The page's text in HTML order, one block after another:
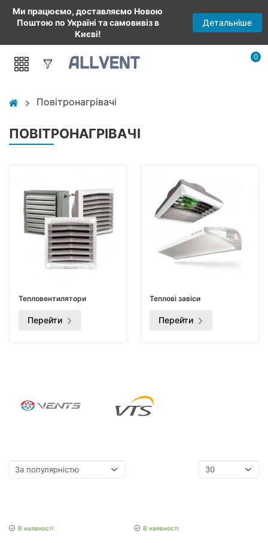
Ми працюємо, доставляємо Новою
Поштою по Україні та самовивіз в
Києві!
Детальніше
0
Повітронагрівачі
ПОВІТРОНАГРІВАЧІ
Тепловентилятори
Перейти
Теплові завіси
Перейти
В наявності В наявності